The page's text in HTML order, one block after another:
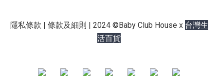
隱私條款 | 條款及細則 | 2024 ©Baby Club House x 台灣生
活百貨